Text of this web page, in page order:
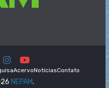
AcervoNotíciasContato
NEPAM.